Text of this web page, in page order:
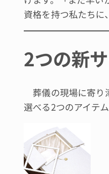
資格を持つ私たちに
2つの新
葬儀の現場に寄り
選べる2つのアイテ